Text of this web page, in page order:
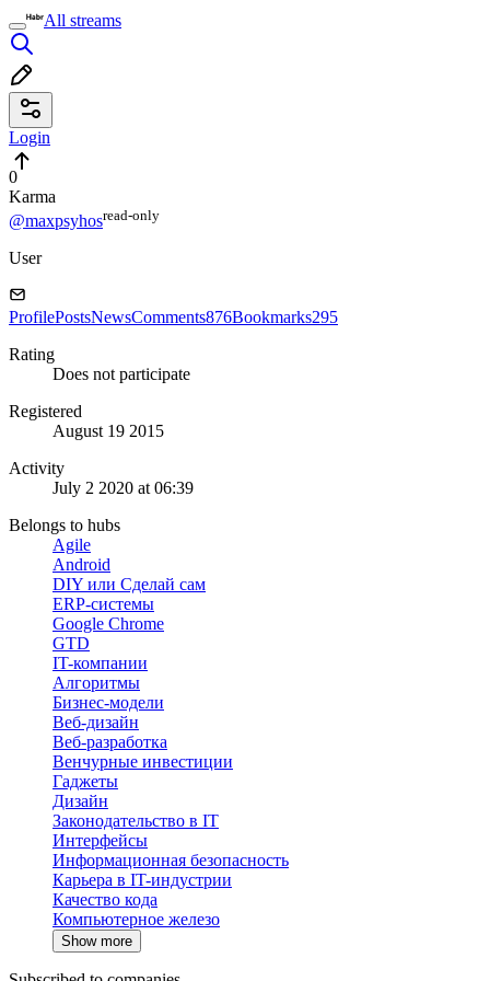
All streams
Login
0
Karma
@maxpsyhosread⁠-⁠only
User
ProfilePostsNewsComments876Bookmarks295
Rating
Does not participate
Registered
August 19 2015
Activity
July 2 2020 at 06:39
Belongs to hubs
Agile
Android
DIY или Сделай сам
ERP-системы
Google Chrome
GTD
IT-компании
Алгоритмы
Бизнес-модели
Веб-дизайн
Веб-разработка
Венчурные инвестиции
Гаджеты
Дизайн
Законодательство в IT
Интерфейсы
Информационная безопасность
Карьера в IT-индустрии
Качество кода
Компьютерное железо
Show more